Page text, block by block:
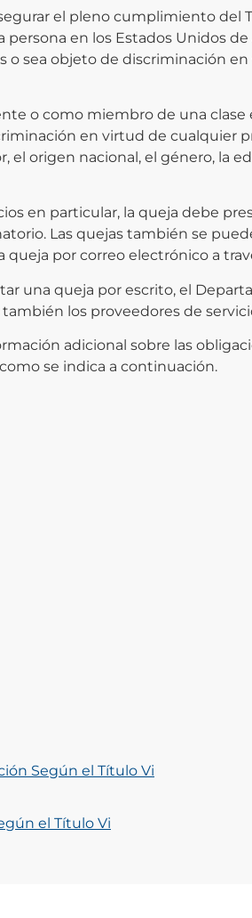
el pleno cumplimiento del
en los Estados Unidos
sea objeto de discriminación
o como miembro de una
en virtud de cualquier
el origen nacional, el género,
en particular, la queja debe
Las quejas también se
queja por correo electrónico a
una queja por escrito, el
los proveedores de
adicional sobre las
se indica a continuación.
Según el Título Vi
el Título Vi